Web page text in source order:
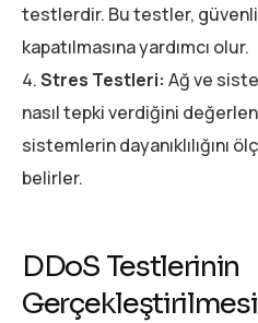
testlerdir. Bu testler,
kapatılmasına yardımcı olur.
Stres Testleri: Ağ ve
nasıl tepki verdiğini
sistemlerin dayanıklılığını
belirler.
DDoS Testlerinin
Gerçekleştirilmesi